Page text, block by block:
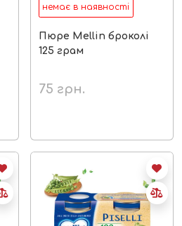
немає в наявності
Пюре Mellin броколі
125 грам
75 грн.